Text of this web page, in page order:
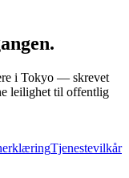
i Tokyo — skrevet
leilighet til offentlig
Tjenestevilkår